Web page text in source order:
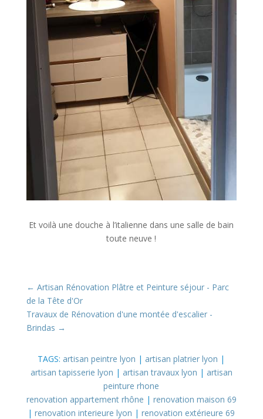
Et voilà une douche à l’italienne dans une salle de bain
toute neuve !
← Artisan Rénovation Plâtre et Peinture séjour - Parc
de la Tête d'Or
Travaux de Rénovation d'une montée d'escalier -
Brindas →
TAGS: artisan peintre lyon | artisan platrier lyon |
artisan tapisserie lyon | artisan travaux lyon | artisan
peinture rhone
renovation appartement rhône | renovation maison 69
|renovation interieure lyon |renovation extérieure 69